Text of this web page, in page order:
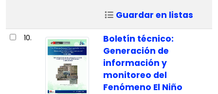
Guardar en listas
10.
Boletín técnico:
Generación de
información y
monitoreo del
Fenómeno El Niño